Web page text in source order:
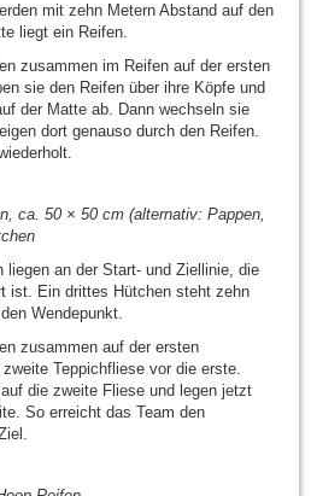
mit zehn Metern Abstand auf den
liegt ein Reifen.
zusammen im Reifen auf der ersten
sie den Reifen über ihre Köpfe und
der Matte ab. Dann wechseln sie
dort genauso durch den Reifen.
ca. 50 × 50 cm (alternativ: Pappen,
liegen an der Start- und Ziellinie, die
ist. Ein drittes Hütchen steht zehn
Wendepunkt.
zusammen auf der ersten
Teppichfliese vor die erste.
die zweite Fliese und legen jetzt
So erreicht das Team den